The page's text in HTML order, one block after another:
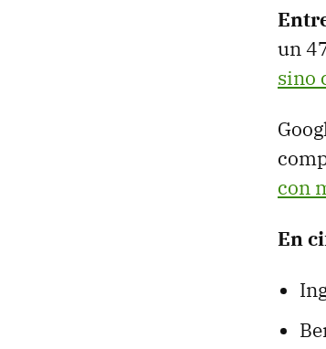
un
sino
con
En